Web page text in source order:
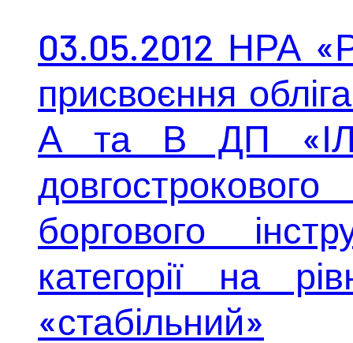
03.05.2012 НРА
присвоєння
А та В ДП
боргового
категорії на
«стабільний»